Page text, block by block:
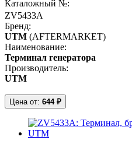
Каталожный №:
ZV5433A
Бренд:
UTM (AFTERMARKET)
Наименование:
Терминал генератора
Производитель:
UTM
Цена от: 644 ₽